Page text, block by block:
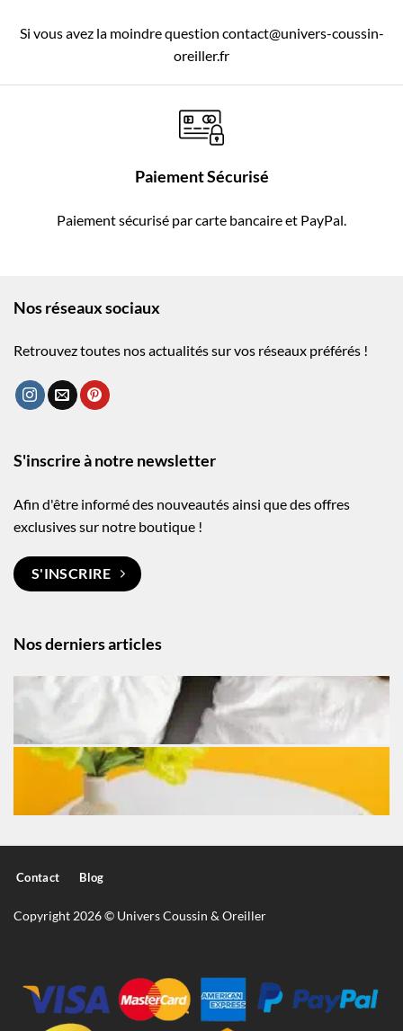
Si vous avez la moindre question contact@univers-coussin-
oreiller.fr
Paiement Sécurisé
Paiement sécurisé par carte bancaire et PayPal.
Nos réseaux sociaux
Retrouvez toutes nos actualités sur vos réseaux préférés !
Nos derniers articles
S'inscrire à notre newsletter
Afin d'être informé des nouveautés ainsi que des offres
exclusives sur notre boutique !
S'INSCRIRE
Contact Blog
Copyright 2026 © Univers Coussin & Oreiller